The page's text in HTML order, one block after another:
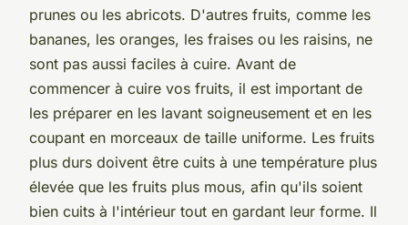
prunes ou les abricots. D'autres fruits, comme les
bananes, les oranges, les fraises ou les raisins, ne
sont pas aussi faciles à cuire. Avant de
commencer à cuire vos fruits, il est important de
les préparer en les lavant soigneusement et en les
coupant en morceaux de taille uniforme. Les fruits
plus durs doivent être cuits à une température plus
élevée que les fruits plus mous, afin qu'ils soient
bien cuits à l'intérieur tout en gardant leur forme. Il